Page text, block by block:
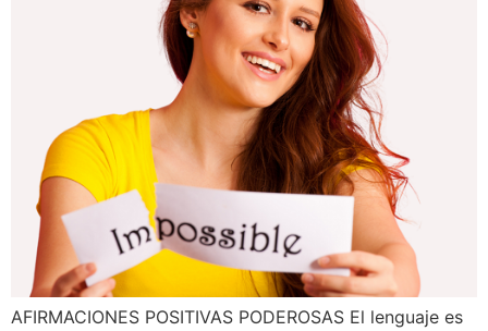
AFIRMACIONES POSITIVAS PODEROSAS El lenguaje es